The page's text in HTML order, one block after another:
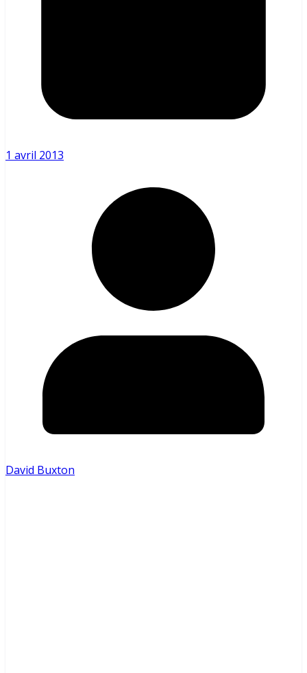
1 avril 2013
David Buxton